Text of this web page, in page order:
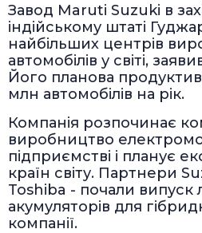
Завод Maruti Suzuki в
індійському штаті
найбільших центрів
автомобілів у світі,
Його планова
млн автомобілів на рік.
Компанія розпочинає
виробництво
підприємстві і планує
країн світу. Партнери
Toshiba - почали випуск
акумуляторів для
компанії.